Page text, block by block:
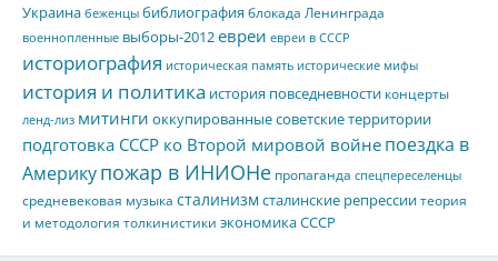
Украина беженцы библиография блокада Ленинграда
военнопленные выборы-2012евреи евреи в СССР
историография историческая память исторические мифы
история и политика история повседневности концерты
ленд-лиз митинги оккупированные советские территории
подготовка СССР ко Второй мировой войнепоездка в
Америкупожар в ИНИОНе пропаганда спецпереселенцы
средневековая музыка сталинизмсталинские репрессиитеория
и методология толкинистики экономика СССР